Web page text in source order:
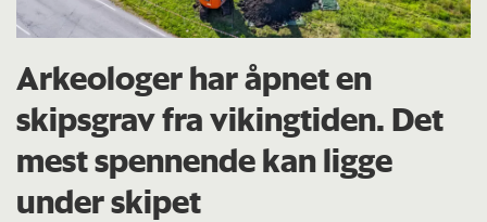
Arkeologer har åpnet en
skipsgrav fra vikingtiden. Det
mest spennende kan ligge
under skipet